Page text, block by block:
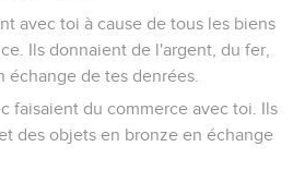
avec toi à cause de tous les biens
Ils donnaient de l'argent, du fer,
échange de tes denrées.
faisaient du commerce avec toi. Ils
des objets en bronze en échange